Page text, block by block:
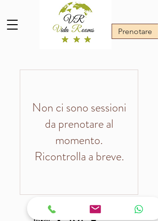
Prenotare
Non ci sono sessioni
da prenotare al
momento.
Ricontrolla a breve.